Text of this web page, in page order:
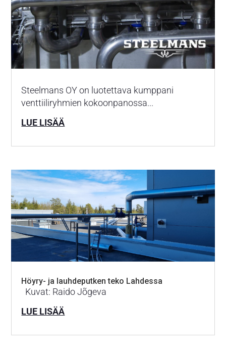
Steelmans OY on luotettava kumppani
venttiiliryhmien kokoonpanossa...
LUE LISÄÄ
Höyry- ja lauhdeputken teko Lahdessa
Kuvat: Raido Jõgeva
LUE LISÄÄ